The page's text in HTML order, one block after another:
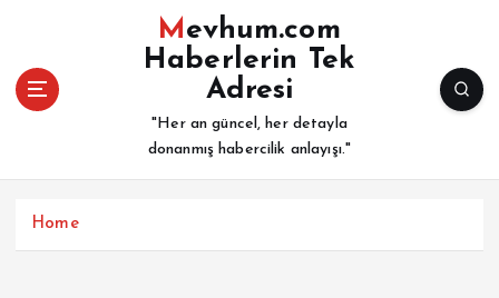
Mevhum.com
Haberlerin Tek
Adresi
"Her an güncel, her detayla
donanmış habercilik anlayışı."
Home